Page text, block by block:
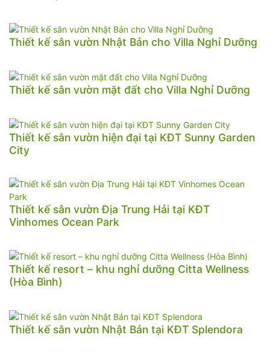
Thiết kế sân vườn Nhật Bản cho Villa Nghỉ Dưỡng
Thiết kế sân vườn mặt đất cho Villa Nghỉ Dưỡng
Thiết kế sân vườn hiện đại tại KĐT Sunny Garden
City
Thiết kế sân vườn Địa Trung Hải tại KĐT
Vinhomes Ocean Park
Thiết kế resort – khu nghỉ dưỡng Citta Wellness
(Hòa Bình)
Thiết kế sân vườn Nhật Bản tại KĐT Splendora